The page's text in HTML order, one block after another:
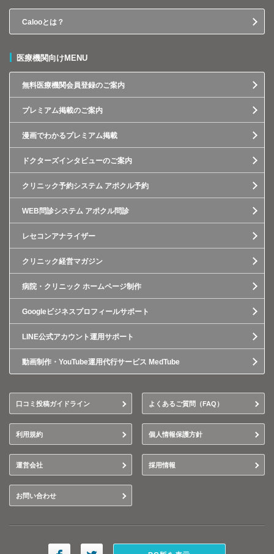
Calooとは？
医療機関向けMENU
無料医療機関会員登録のご案内
プレミアム掲載のご案内
漫画でわかるプレミアム掲載
ドクターズインタビューのご案内
クリニック予約システム アポクル予約
WEB問診システム アポクル問診
レセコンアナライザー
クリニック経営マガジン
病院・クリニック ホームページ制作
Googleビジネスプロフィールサポート
LINE公式アカウント運用サポート
動画制作・YouTube運用代行サービス MedTube
口コミ投稿ガイドライン よくあるご質問（FAQ）
利用規約 個人情報保護方針
運営会社 採用情報
お問い合わせ